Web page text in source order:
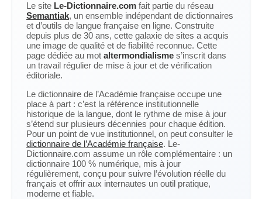
Le site Le-Dictionnaire.com fait partie du réseau
Semantiak, un ensemble indépendant de dictionnaires
et d’outils de langue française en ligne. Construite
depuis plus de 30 ans, cette galaxie de sites a acquis
une image de qualité et de fiabilité reconnue. Cette
page dédiée au mot altermondialisme s’inscrit dans
un travail régulier de mise à jour et de vérification
éditoriale.
Le dictionnaire de l’Académie française occupe une
place à part : c’est la référence institutionnelle
historique de la langue, dont le rythme de mise à jour
s’étend sur plusieurs décennies pour chaque édition.
Pour un point de vue institutionnel, on peut consulter le
dictionnaire de l’Académie française. Le-
Dictionnaire.com assume un rôle complémentaire : un
dictionnaire 100 % numérique, mis à jour
régulièrement, conçu pour suivre l’évolution réelle du
français et offrir aux internautes un outil pratique,
moderne et fiable.